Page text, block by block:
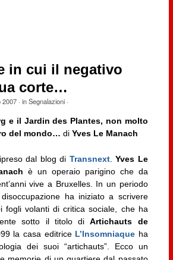
in cui il negativo
corte…
2007· inSegnalazioni·
e il Jardin des Plantes, non molto
del mondo… di Yves Le Manach
dal blog di Transnext.Yves Le
è un operaio parigino che da
vive a Bruxelles. In un periodo
ha iniziato a scrivere
fogli volanti di critica sociale, che ha
sotto il titolo diArtichauts de
la casa editrice L’Insomniaque ha
dei suoi “artichauts”. Ecco un